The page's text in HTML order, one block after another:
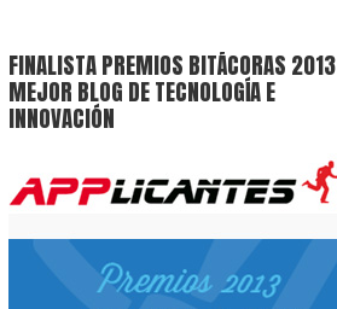
FINALISTA PREMIOS BITÁCORAS 2013
MEJOR BLOG DE TECNOLOGÍA E
INNOVACIÓN